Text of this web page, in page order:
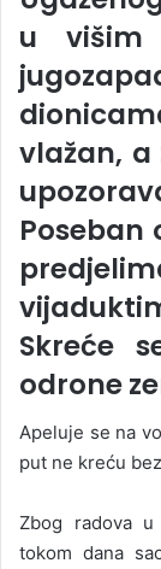
u višim
vlažan,
Poseban
Skreće
odrone
Apeluje se na
put ne kreću
Zbog radova
tokom dana